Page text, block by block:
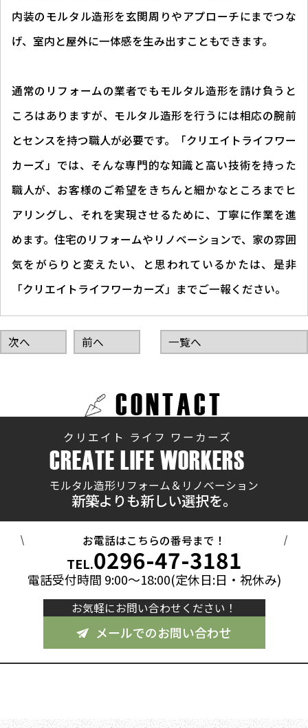
内装のモルタル造形を玄関周りやアプローチにまでつな
げ、室内と屋外に一体感を生み出すこともできます。
通常のリフォームの業者でもモルタル造形を請け負うと
ころはありますが、モルタル造形を行うには相応の腕前
とセンスを持つ職人が必要です。「クリエイトライフワー
カーズ」では、そんな専門的な知識と高い技術を持った
職人が、お客様のご希望をきちんと細かなところまでヒ
アリングし、それを実現させるために、丁寧に作業を進
めます。住宅のリフォームやリノベーションで、家の雰囲
気をがらりと変えたい、と思われているかたは、是非
「クリエイトライフワーカーズ」までご一報ください。
次へ 前へ 一覧へ
CONTACT
クリエイト ライフ ワーカーズ
CREATE LIFE WORKERS
モルタル造形リフォーム＆リノベーション
新築よりも新しい選択を。
お電話はこちらの番号まで！
TEL.0296-47-3181
電話受付時間 9:00～18:00(定休日:日・祝休み)
お気軽にお問い合わせください！
メールでのお問い合わせ